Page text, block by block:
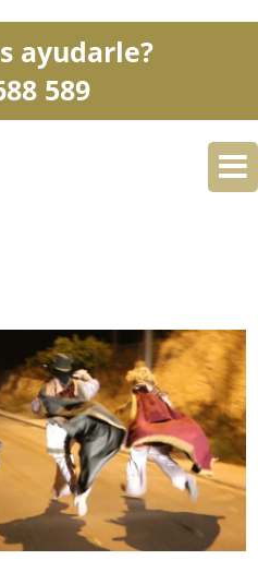
ayudarle?
589
CONTACTO